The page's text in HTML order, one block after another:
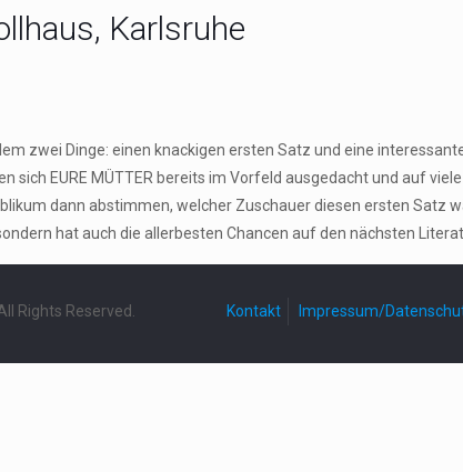
Karlsruhe
zwei Dinge: einen knackigen ersten Satz und eine
sich EURE MÜTTER bereits im Vorfeld ausgedacht und auf
dann abstimmen, welcher Zuschauer diesen ersten
hat auch die allerbesten Chancen auf den nächsten
Rights Reserved. Kontakt Impressum/